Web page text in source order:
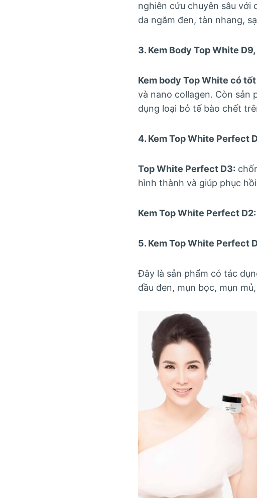
nghiên cứu chuyên sâu
da ngăm đen, tàn nhang,
3. Kem Body Top White
Kem body Top White có
và nano collagen. Còn sản
dụng loại bỏ tế bào chết
4. Kem Top White Perfect
Top White Perfect D3:
hình thành và giúp phục
Kem Top White Perfect D2:
5. Kem Top White Perfect
Đây là sản phẩm có tác
đầu đen, mụn bọc, mụn